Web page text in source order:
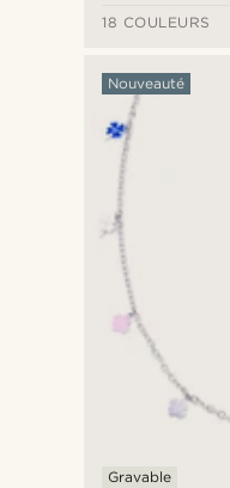
18 COULEURS
Nouveauté
Gravable